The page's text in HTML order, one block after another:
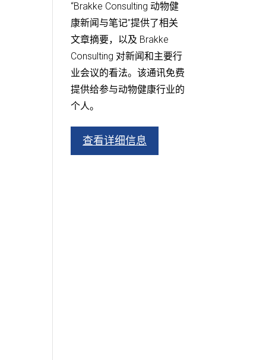
“Brakke Consulting 动物健
康新闻与笔记”提供了相关
文章摘要，以及 Brakke
Consulting 对新闻和主要行
业会议的看法。该通讯免费
提供给参与动物健康行业的
个人。
查看详细信息